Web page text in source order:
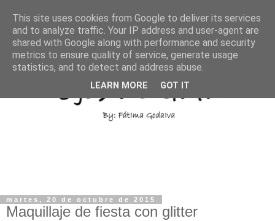
martes, 20 de octubre de 2015
Maquillaje de fiesta con glitter
This site uses cookies from Google to deliver its services
and to analyze traffic. Your IP address and user-agent are
shared with Google along with performance and security
metrics to ensure quality of service, generate usage
statistics, and to detect and address abuse.
LEARN MORE GOT IT